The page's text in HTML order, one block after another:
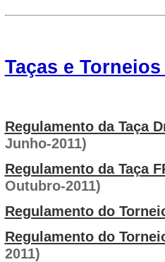
Taças e Torneios
Regulamento da Taça
Junho-2011)
Regulamento da Taça
Outubro-2011)
Regulamento do
Regulamento do
2011)